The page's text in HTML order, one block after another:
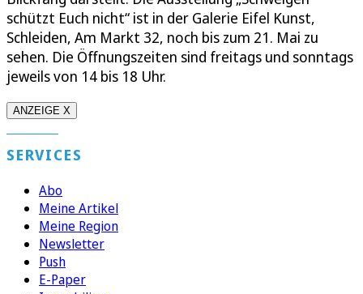
schützt Euch nicht“ ist in der Galerie Eifel Kunst,
Schleiden, Am Markt 32, noch bis zum 21. Mai zu
sehen. Die Öffnungszeiten sind freitags und sonntags
jeweils von 14 bis 18 Uhr.
ANZEIGE X
SERVICES
Abo
Meine Artikel
Meine Region
Newsletter
Push
E-Paper